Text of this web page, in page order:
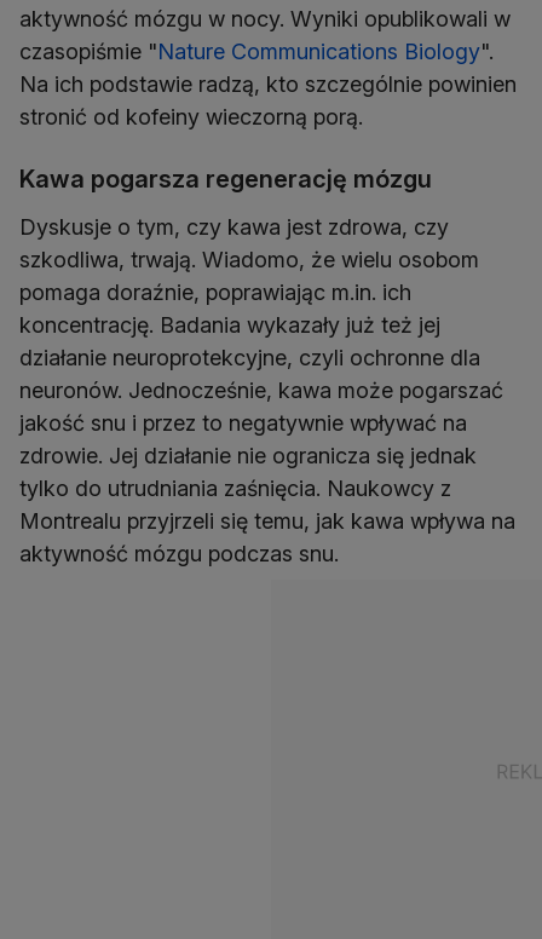
aktywność mózgu w nocy. Wyniki opublikowali w
czasopiśmie "Nature Communications Biology".
Na ich podstawie radzą, kto szczególnie powinien
stronić od kofeiny wieczorną porą.
Kawa pogarsza regenerację mózgu
Dyskusje o tym, czy kawa jest zdrowa, czy
szkodliwa, trwają. Wiadomo, że wielu osobom
pomaga doraźnie, poprawiając m.in. ich
koncentrację. Badania wykazały już też jej
działanie neuroprotekcyjne, czyli ochronne dla
neuronów. Jednocześnie, kawa może pogarszać
jakość snu i przez to negatywnie wpływać na
zdrowie. Jej działanie nie ogranicza się jednak
tylko do utrudniania zaśnięcia. Naukowcy z
Montrealu przyjrzeli się temu, jak kawa wpływa na
aktywność mózgu podczas snu.